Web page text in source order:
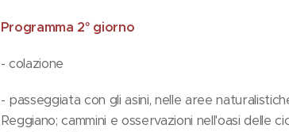
Programma 2° giorno
- colazione
- passeggiata con gli asini, nelle aree
Reggiano; cammini e osservazioni nell'oasi